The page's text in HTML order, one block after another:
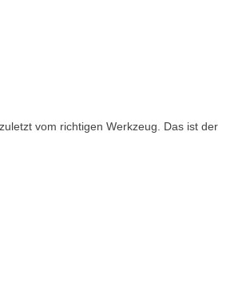
vom richtigen Werkzeug. Das ist der